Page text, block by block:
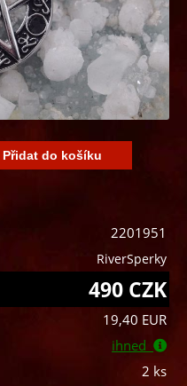
2201951
RiverSperky
490 CZK
19,40 EUR
ihned
2 ks